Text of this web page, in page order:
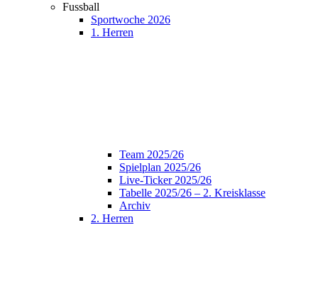
Fussball
Sportwoche 2026
1. Herren
Team 2025/26
Spielplan 2025/26
Live-Ticker 2025/26
Tabelle 2025/26 – 2. Kreisklasse
Archiv
2. Herren